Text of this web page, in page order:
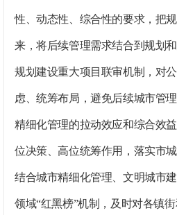
性、动态性、综合性的要求，把
来，将后续管理需求结合到规划
规划建设重大项目联审机制，对
虑、统筹布局，避免后续城市管
精细化管理的拉动效应和综合效
位决策、高位统筹作用，落实市
结合城市精细化管理、文明城市
领域“红黑榜”机制，及时对各镇